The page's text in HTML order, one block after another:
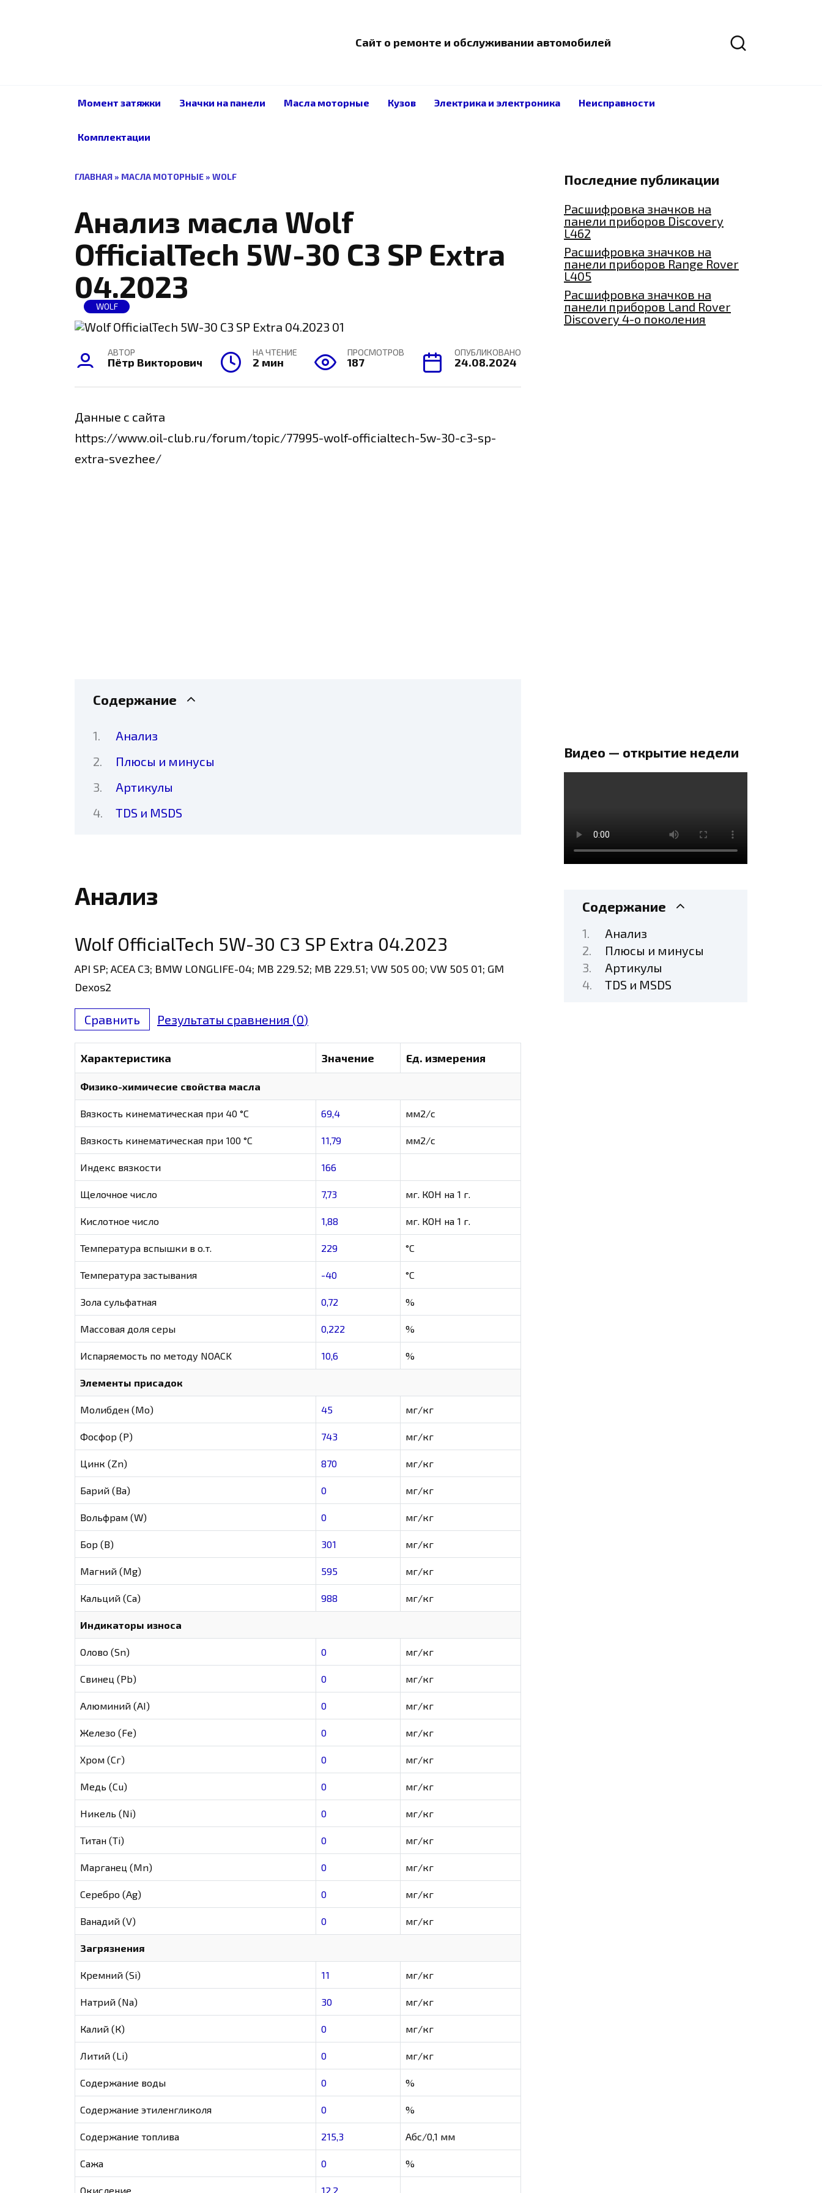
Сайт о ремонте и обслуживании автомобилей
Момент затяжки Значки на панели Масла моторные Кузов Электрика и электроника Неисправности
Комплектации
ГЛАВНАЯ » МАСЛА МОТОРНЫЕ » WOLF
Анализ масла Wolf
OfficialTech 5W-30 C3 SP Extra
04.2023
WOLF
АВТОР
Пётр Викторович
НА ЧТЕНИЕ
2 мин
ПРОСМОТРОВ
187
ОПУБЛИКОВАНО
24.08.2024
Данные с сайта
https://www.oil-club.ru/forum/topic/77995-wolf-officialtech-5w-30-c3-sp-
extra-svezhee/
Содержание
Анализ
Плюсы и минусы
Артикулы
TDS и MSDS
Анализ
Wolf OfficialTech 5W-30 C3 SP Extra 04.2023
API SP; ACEA C3; BMW LONGLIFE-04; MB 229.52; MB 229.51; VW 505 00; VW 505 01; GM
Dexos2
Сравнить Результаты сравнения (0)
Характеристика Значение Ед. измерения
Физико-химичесие свойства масла
Вязкость кинематическая при 40 °С 69,4 мм2/с
Вязкость кинематическая при 100 °С 11,79 мм2/с
Индекс вязкости 166
Щелочное число 7,73 мг. КОН на 1 г.
Кислотное число 1,88 мг. КОН на 1 г.
Температура вспышки в о.т. 229 °C
Температура застывания -40 °C
Зола сульфатная 0,72 %
Массовая доля серы 0,222 %
Испаряемость по методу NOACK 10,6 %
Элементы присадок
Молибден (Мо) 45 мг/кг
Фосфор (Р) 743 мг/кг
Цинк (Zn) 870 мг/кг
Барий (Ва) 0 мг/кг
Вольфрам (W) 0 мг/кг
Бор (В) 301 мг/кг
Магний (Mg) 595 мг/кг
Кальций (Са) 988 мг/кг
Индикаторы износа
Олово (Sn) 0 мг/кг
Свинец (Pb) 0 мг/кг
Алюминий (AI) 0 мг/кг
Железо (Fe) 0 мг/кг
Хром (Сг) 0 мг/кг
Медь (Cu) 0 мг/кг
Никель (Ni) 0 мг/кг
Титан (Ti) 0 мг/кг
Марганец (Mn) 0 мг/кг
Серебро (Ag) 0 мг/кг
Ванадий (V) 0 мг/кг
Загрязнения
Кремний (Si) 11 мг/кг
Натрий (Na) 30 мг/кг
Калий (К) 0 мг/кг
Литий (Li) 0 мг/кг
Содержание воды 0 %
Содержание этиленгликоля 0 %
Содержание топлива 215,3 Абс/0,1 мм
Сажа 0 %
Окисление 12,2
Последние публикации
Расшифровка значков на
панели приборов Discovery
L462
Расшифровка значков на
панели приборов Range Rover
L405
Расшифровка значков на
панели приборов Land Rover
Discovery 4-о поколения
Видео — открытие недели
Содержание
Анализ
Плюсы и минусы
Артикулы
TDS и MSDS